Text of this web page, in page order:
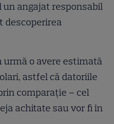
un angajat responsabil
descoperirea
o avere estimată
astfel că datoriile
comparație – cel
achitate sau vor fi în